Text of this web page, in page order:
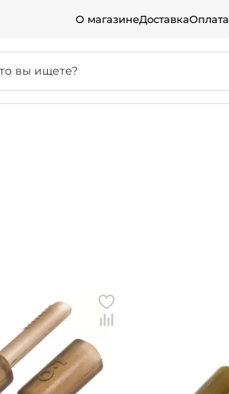
О магазинеДоставкаОплата